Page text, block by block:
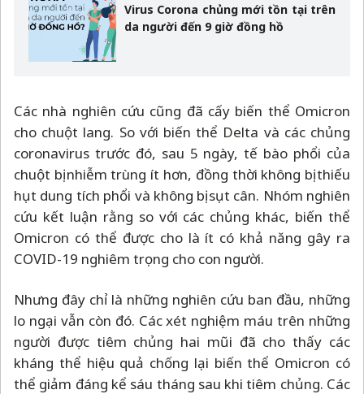
Virus Corona chủng mới tồn tại trên
da người đến 9 giờ đồng hồ
Các nhà nghiên cứu cũng đã cấy biến thể Omicron
cho chuột lang. So với biến thể Delta và các chủng
coronavirus trước đó, sau 5 ngày, tế bào phổi của
chuột bị nhiễm trùng ít hơn, đồng thời không bị thiếu
hụt dung tích phổi và không bị sụt cân. Nhóm nghiên
cứu kết luận rằng so với các chủng khác, biến thể
Omicron có thể được cho là ít có khả năng gây ra
COVID-19 nghiêm trọng cho con người.
Nhưng đây chỉ là những nghiên cứu ban đầu, những
lo ngại vẫn còn đó. Các xét nghiệm máu trên những
người được tiêm chủng hai mũi đã cho thấy các
kháng thể hiệu quả chống lại biến thể Omicron có
thể giảm đáng kể sáu tháng sau khi tiêm chủng. Các